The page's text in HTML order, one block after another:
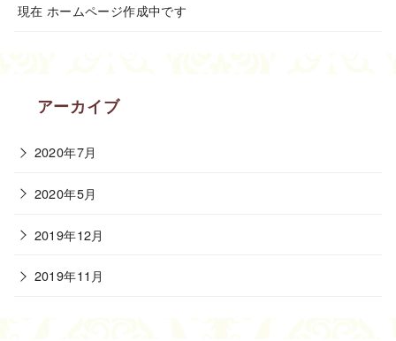
現在 ホームページ作成中です
アーカイブ
2020年7月
2020年5月
2019年12月
2019年11月